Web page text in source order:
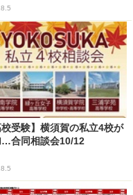
校受験】横須賀の私立4校が
…合同相談会10/12